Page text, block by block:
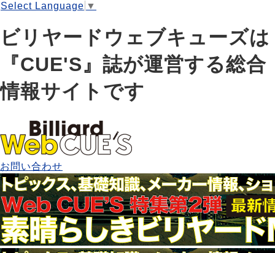
Select Language ▼
ビリヤードウェブキューズは
『CUE'S』誌が運営する総合
情報サイトです
お問い合わせ